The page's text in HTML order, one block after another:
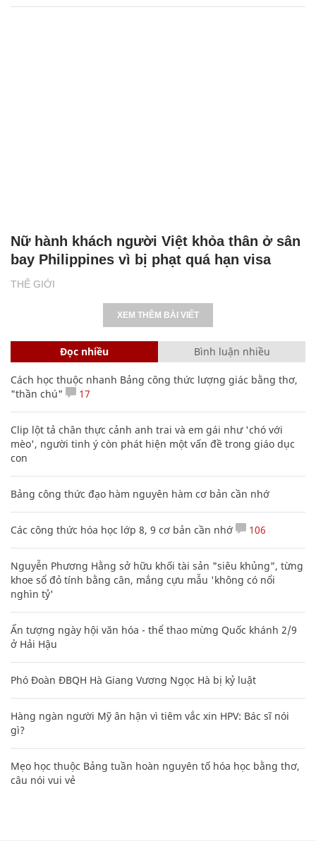
THẾ GIỚI
Nữ hành khách người Việt khỏa thân ở sân
bay Philippines vì bị phạt quá hạn visa
XEM THÊM BÀI VIẾT
Đọc nhiều Bình luận nhiều
Cách học thuộc nhanh Bảng công thức lượng giác bằng thơ,
"thần chú"
17
Clip lột tả chân thực cảnh anh trai và em gái như 'chó với
mèo', người tinh ý còn phát hiện một vấn đề trong giáo dục
con
Bảng công thức đạo hàm nguyên hàm cơ bản cần nhớ
Các công thức hóa học lớp 8, 9 cơ bản cần nhớ 106
Nguyễn Phương Hằng sở hữu khối tài sản "siêu khủng", từng
khoe sổ đỏ tính bằng cân, mắng cựu mẫu 'không có nổi
nghìn tỷ'
Ấn tượng ngày hội văn hóa - thể thao mừng Quốc khánh 2/9
ở Hải Hậu
Phó Đoàn ĐBQH Hà Giang Vương Ngọc Hà bị kỷ luật
Hàng ngàn người Mỹ ân hận vì tiêm vắc xin HPV: Bác sĩ nói
gì?
Mẹo học thuộc Bảng tuần hoàn nguyên tố hóa học bằng thơ,
câu nói vui vẻ